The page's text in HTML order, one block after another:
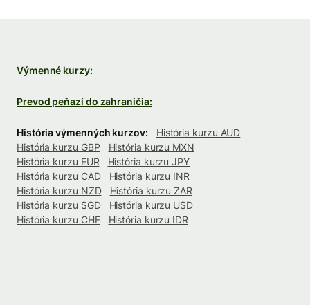
Výmenné kurzy:
Prevod peňazí do zahraničia:
História výmenných kurzov:
História kurzu AUD
História kurzu GBP
História kurzu MXN
História kurzu EUR
História kurzu JPY
História kurzu CAD
História kurzu INR
História kurzu NZD
História kurzu ZAR
História kurzu SGD
História kurzu USD
História kurzu CHF
História kurzu IDR